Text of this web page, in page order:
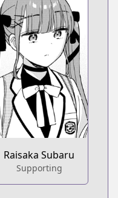
Raisaka Subaru
Supporting